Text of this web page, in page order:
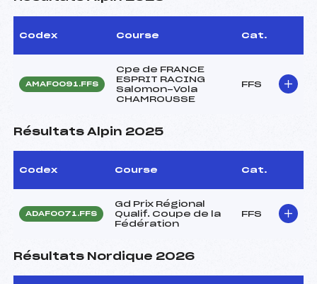
Codex Course Cat.
AMAF0091.FFS
Cpe de FRANCE
ESPRIT RACING
Salomon-Vola
CHAMROUSSE
FFS
Résultats Alpin 2025
Codex Course Cat.
ADAF0071.FFS
Gd Prix Régional
Qualif. Coupe de la
Fédération
FFS
Résultats Nordique 2026